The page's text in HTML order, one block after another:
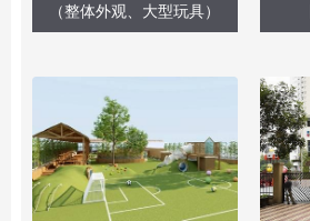
（整体外观、大型玩具）